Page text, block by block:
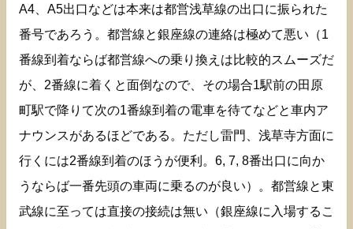
A4、A5出口などは本来は都営浅草線の出口に振られた
番号であろう。都営線と銀座線の連絡は極めて悪い（1
番線到着ならば都営線への乗り換えは比較的スムーズだ
が、2番線に着くと面倒なので、その場合1駅前の田原
町駅で降りて次の1番線到着の電車を待てなどと車内ア
ナウンスがあるほどである。ただし雷門、浅草寺方面に
行くには2番線到着のほうが便利。6, 7, 8番出口に向か
うならば一番先頭の車両に乗るのが良い）。都営線と東
武線に至っては直接の接続は無い（銀座線に入場するこ